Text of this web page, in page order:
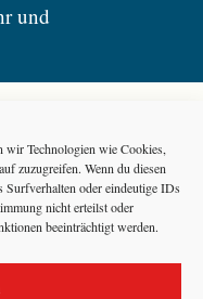
wir Technologien wie Cookies,
zuzugreifen. Wenn du diesen
oder eindeutige IDs
nicht erteilst oder
beeinträchtigt werden.
und